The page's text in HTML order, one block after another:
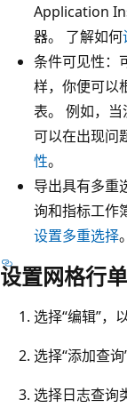
Application
器。 了解如何
条件可见性：
样，你便可以
表。 例如，
可以在出现问
性。
导出具有多重
询和指标工作
设置多重选择。
设置网格行
选择“编辑”，
选择“添加查
选择日志查询